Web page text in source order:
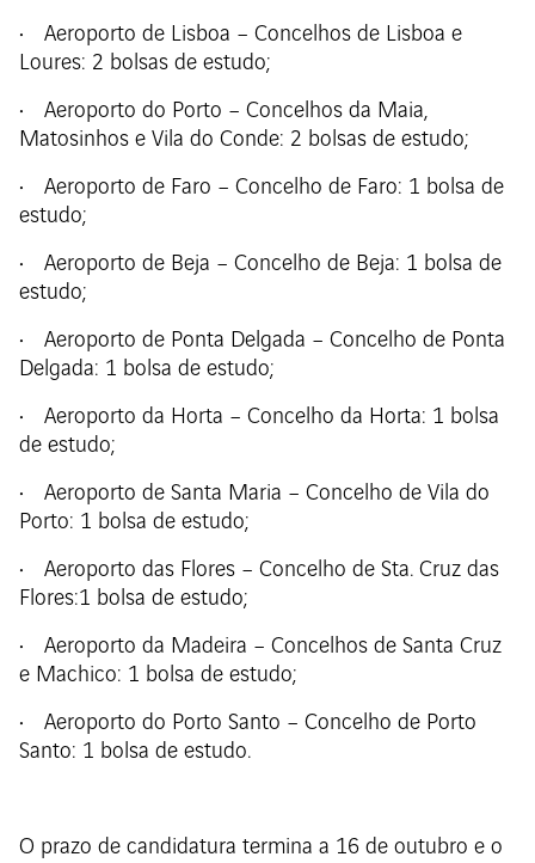
• Aeroporto de Lisboa – Concelhos de Lisboa e
Loures: 2 bolsas de estudo;
• Aeroporto do Porto – Concelhos da Maia,
Matosinhos e Vila do Conde: 2 bolsas de estudo;
• Aeroporto de Faro – Concelho de Faro: 1 bolsa de
estudo;
• Aeroporto de Beja – Concelho de Beja: 1 bolsa de
estudo;
• Aeroporto de Ponta Delgada – Concelho de Ponta
Delgada: 1 bolsa de estudo;
• Aeroporto da Horta – Concelho da Horta: 1 bolsa
de estudo;
• Aeroporto de Santa Maria – Concelho de Vila do
Porto: 1 bolsa de estudo;
• Aeroporto das Flores – Concelho de Sta. Cruz das
Flores:1 bolsa de estudo;
• Aeroporto da Madeira – Concelhos de Santa Cruz
e Machico: 1 bolsa de estudo;
• Aeroporto do Porto Santo – Concelho de Porto
Santo: 1 bolsa de estudo.
O prazo de candidatura termina a 16 de outubro e o